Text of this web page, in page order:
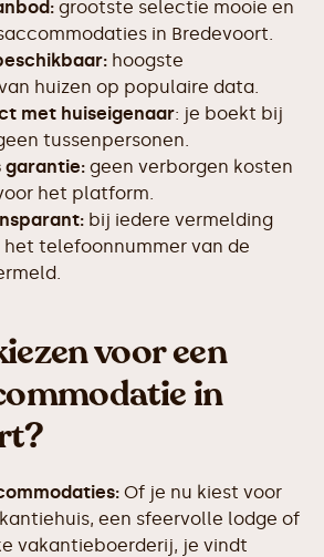
grootste selectie mooie en
in Bredevoort.
hoogste
huizen op populaire data.
met huiseigenaar: je boekt bij
tussenpersonen.
garantie: geen verborgen kosten
het platform.
bij iedere vermelding
telefoonnummer van de
voor een
in
Of je nu kiest voor
een sfeervolle lodge of
vakantieboerderij, je vindt